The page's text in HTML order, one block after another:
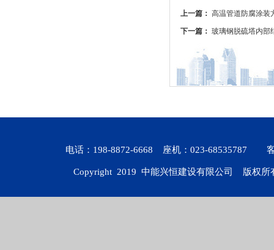
上一篇： 高温管道防腐涂装
下一篇： 玻璃钢脱硫塔内部
电话：198-8872-6668 座机：023-68535787 客
Copyright 2019 中能兴恒建设有限公司 版权所